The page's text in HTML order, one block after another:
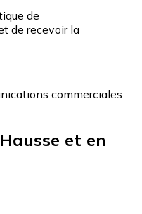
de
de recevoir la
commerciales
et en